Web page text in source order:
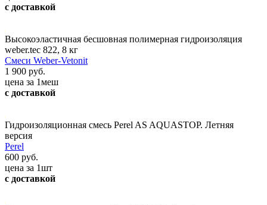
с доставкой
Высокоэластичная бесшовная полимерная гидроизоляция
weber.tec 822, 8 кг
Смеси Weber-Vetonit
1 900 руб.
цена за 1меш
с доставкой
Гидроизоляционная смесь Perel AS AQUASTOP. Летняя
версия
Perel
600 руб.
цена за 1шт
с доставкой